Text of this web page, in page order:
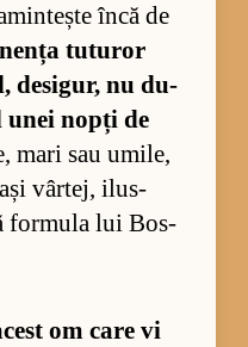
încă de
tu­tu­ror
de­si­gur, nu du­
unei nopți de
mari sau umi­le,
vâr­tej, ilus­
for­mula lui Bos­
om care vi